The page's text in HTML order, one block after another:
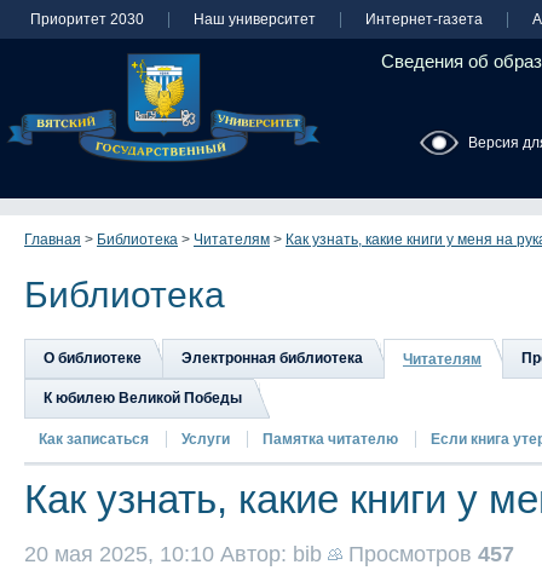
Приоритет 2030 Наш университет Интернет-газета
Сведения об
Версия
Главная > Библиотека > Читателям > Как узнать, какие книги у меня на
Библиотека
О библиотеке Электронная библиотека Читателям
К юбилею Великой Победы
Как записаться Услуги Памятка читателю Если книга
Как узнать, какие книги у
20 мая 2025, 10:10 Автор: bib Просмотров 457